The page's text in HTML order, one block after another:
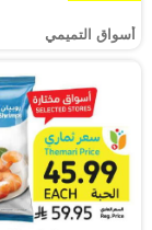
أسواق التميمي